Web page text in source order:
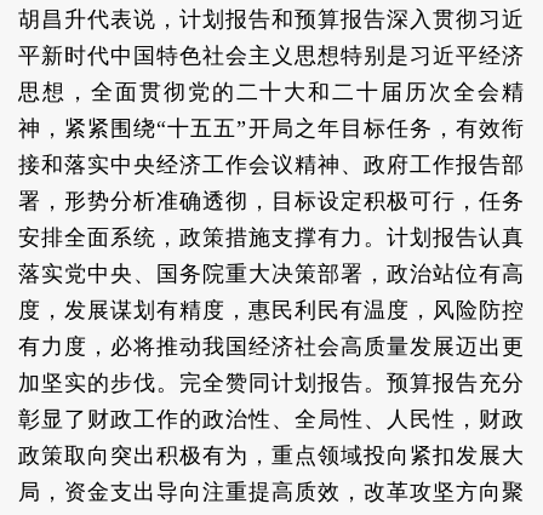
胡昌升代表说，计划报告和预算报告深入贯彻习近
平新时代中国特色社会主义思想特别是习近平经济
思想，全面贯彻党的二十大和二十届历次全会精
神，紧紧围绕“十五五”开局之年目标任务，有效衔
接和落实中央经济工作会议精神、政府工作报告部
署，形势分析准确透彻，目标设定积极可行，任务
安排全面系统，政策措施支撑有力。计划报告认真
落实党中央、国务院重大决策部署，政治站位有高
度，发展谋划有精度，惠民利民有温度，风险防控
有力度，必将推动我国经济社会高质量发展迈出更
加坚实的步伐。完全赞同计划报告。预算报告充分
彰显了财政工作的政治性、全局性、人民性，财政
政策取向突出积极有为，重点领域投向紧扣发展大
局，资金支出导向注重提高质效，改革攻坚方向聚